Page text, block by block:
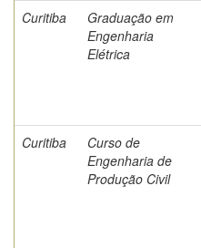
Curitiba
Graduação em
Engenharia
Elétrica
Curitiba
Curso de
Engenharia de
Produção Civil